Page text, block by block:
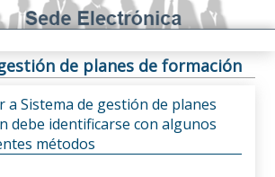
de planes de formación
a Sistema de gestión de planes
debe identificarse con algunos
métodos